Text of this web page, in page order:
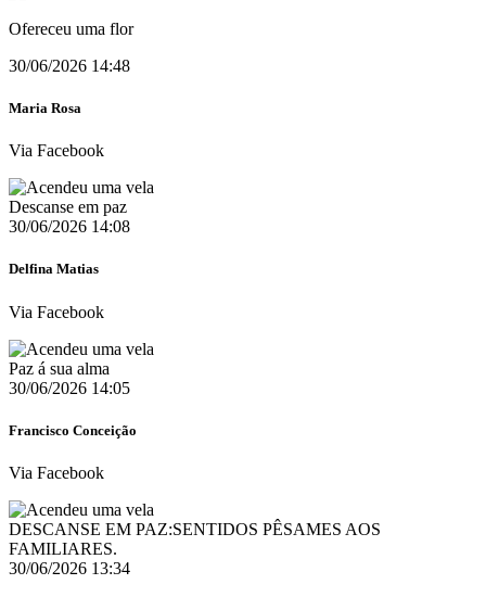
Ofereceu uma flor
30/06/2026 14:48
Maria Rosa
Via Facebook
Descanse em paz
30/06/2026 14:08
Delfina Matias
Via Facebook
Paz á sua alma
30/06/2026 14:05
Francisco Conceição
Via Facebook
DESCANSE EM PAZ:SENTIDOS PÊSAMES AOS
FAMILIARES.
30/06/2026 13:34